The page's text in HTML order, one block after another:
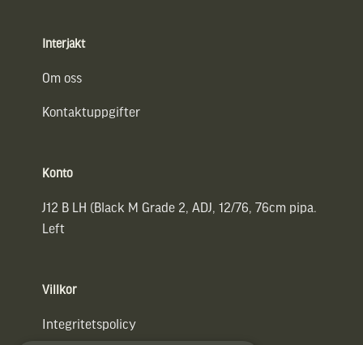
Interjakt
Om oss
Kontaktuppgifter
Konto
J12 B LH (Black M Grade 2, ADJ, 12/76, 76cm pipa.
Left
Villkor
Integritetspolicy